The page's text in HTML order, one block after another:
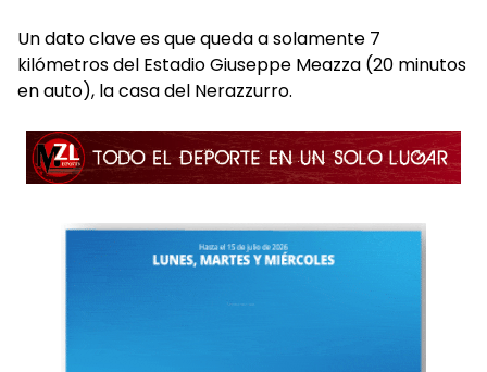
Un dato clave es que queda a solamente 7
kilómetros del Estadio Giuseppe Meazza (20 minutos
en auto), la casa del Nerazzurro.